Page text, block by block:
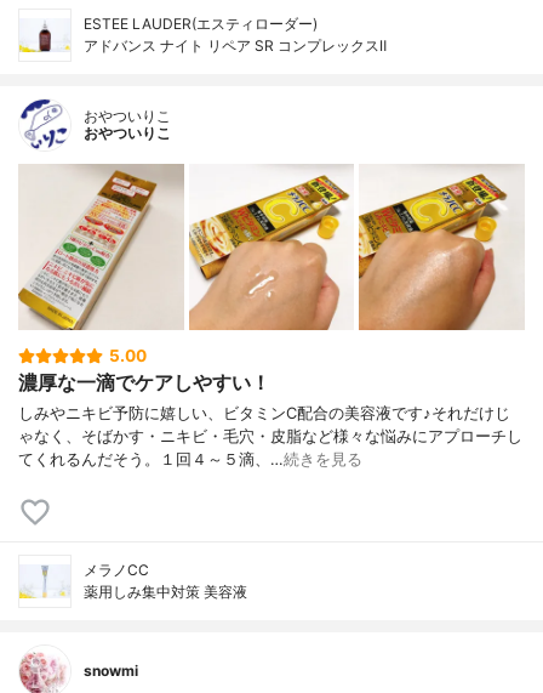
ESTEE LAUDER(エスティローダー)
アドバンス ナイト リペア SR コンプレックスⅡ
おやついりこ
おやついりこ
5.00
濃厚な一滴でケアしやすい！
しみやニキビ予防に嬉しい、ビタミンC配合の美容液です♪それだけじ
ゃなく、そばかす・ニキビ・毛穴・皮脂など様々な悩みにアプローチし
てくれるんだそう。１回４～５滴、…続きを見る
メラノCC
薬用しみ集中対策 美容液
snowmi